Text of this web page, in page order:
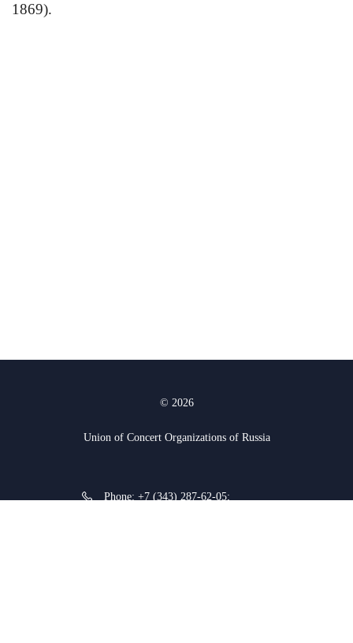
1869).
© 2026
Union of Concert Organizations of Russia
Phone: +7 (343) 287-62-05;